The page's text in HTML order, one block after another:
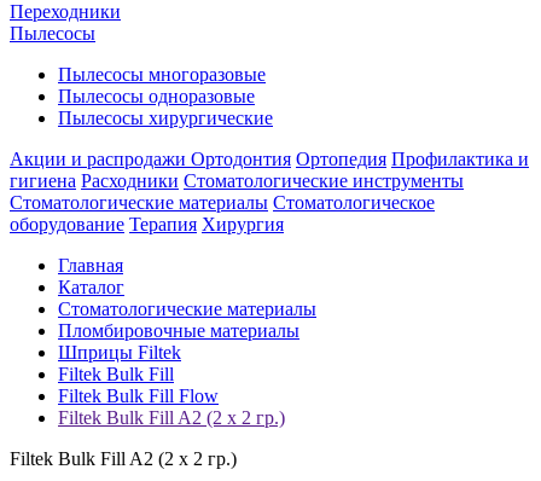
Переходники
Пылесосы
Пылесосы многоразовые
Пылесосы одноразовые
Пылесосы хирургические
Акции и распродажи Ортодонтия Ортопедия Профилактика и
гигиена Расходники Стоматологические инструменты
Стоматологические материалы Стоматологическое
оборудование Терапия Хирургия
Главная
Каталог
Стоматологические материалы
Пломбировочные материалы
Шприцы Filtek
Filtek Bulk Fill
Filtek Bulk Fill Flow
Filtek Bulk Fill A2 (2 x 2 гр.)
Filtek Bulk Fill A2 (2 x 2 гр.)